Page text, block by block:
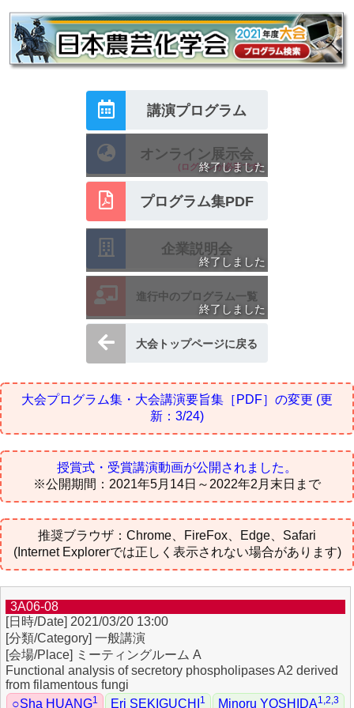
講演プログラム
オンライン展示会
(ログインが必要です)
終了しました
プログラム集PDF
企業説明会
終了しました
進行中のプログラム一覧
終了しました
大会トップページに戻る
大会プログラム集・大会講演要旨集［PDF］の変更 (更
新：3/24)
授賞式・受賞講演動画が公開されました。
※公開期間：2021年5月14日～2022年2月末日まで
推奨ブラウザ：Chrome、FireFox、Edge、Safari
(Internet Explorerでは正しく表示されない場合があります)
3A06-08
2021/03/20 13:00
一般講演
ミーティングルーム A
Functional analysis of secretory phospholipases A2 derived
from filamentous fungi
○Sha HUANG1 Eri SEKIGUCHI 1 Minoru YOSHIDA1,2,3